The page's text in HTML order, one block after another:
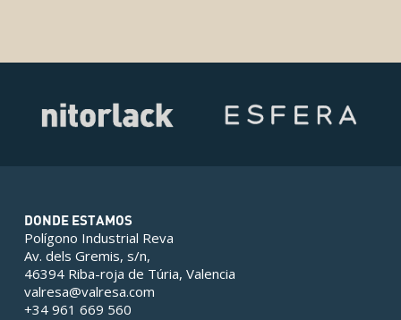
DONDE ESTAMOS
Polígono Industrial Reva
Av. dels Gremis, s/n,
46394 Riba-roja de Túria, Valencia
valresa@valresa.com
+34 961 669 560